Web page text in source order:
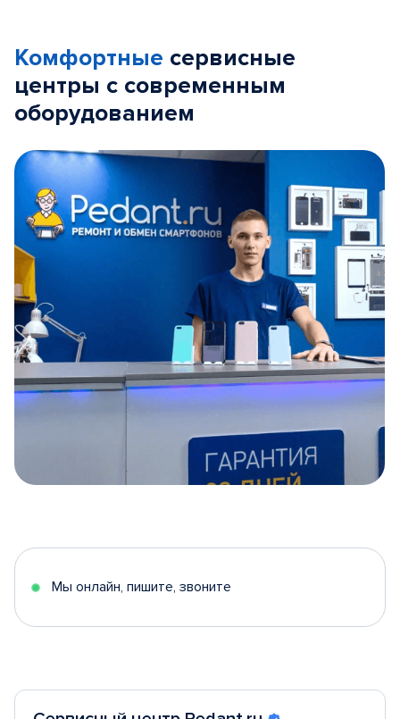
Комфортные сервисные
центры с современным
оборудованием
5
Мы онлайн, пишите, звоните